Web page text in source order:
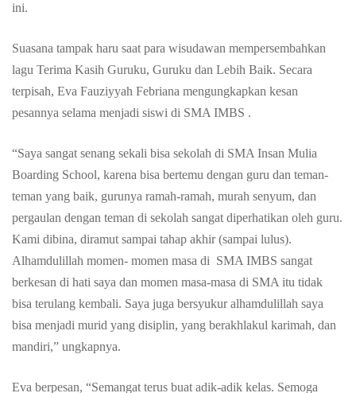
ini.
Suasana tampak haru saat para wisudawan mempersembahkan
lagu Terima Kasih Guruku, Guruku dan Lebih Baik. Secara
terpisah, Eva Fauziyyah Febriana mengungkapkan kesan
pesannya selama menjadi siswi di SMA IMBS .
“Saya sangat senang sekali bisa sekolah di SMA Insan Mulia
Boarding School, karena bisa bertemu dengan guru dan teman-
teman yang baik, gurunya ramah-ramah, murah senyum, dan
pergaulan dengan teman di sekolah sangat diperhatikan oleh guru.
Kami dibina, diramut sampai tahap akhir (sampai lulus).
Alhamdulillah momen- momen masa di SMA IMBS sangat
berkesan di hati saya dan momen masa-masa di SMA itu tidak
bisa terulang kembali. Saya juga bersyukur alhamdulillah saya
bisa menjadi murid yang disiplin, yang berakhlakul karimah, dan
mandiri,” ungkapnya.
Eva berpesan, “Semangat terus buat adik-adik kelas. Semoga